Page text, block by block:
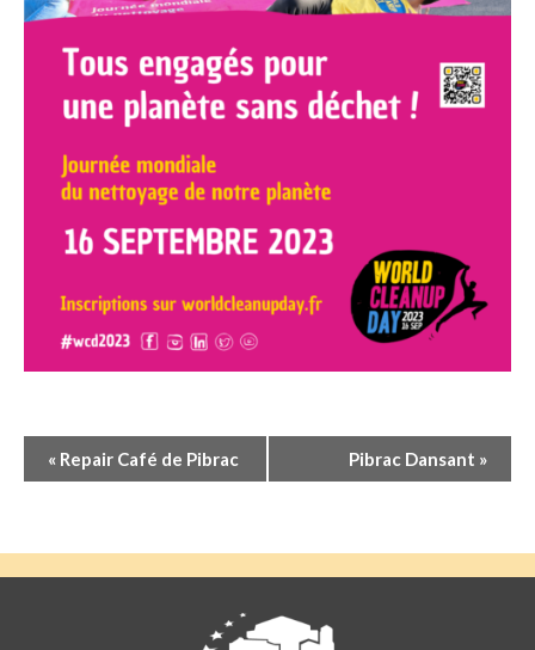
Navigation
Évènement
« Repair Café de Pibrac Pibrac Dansant »